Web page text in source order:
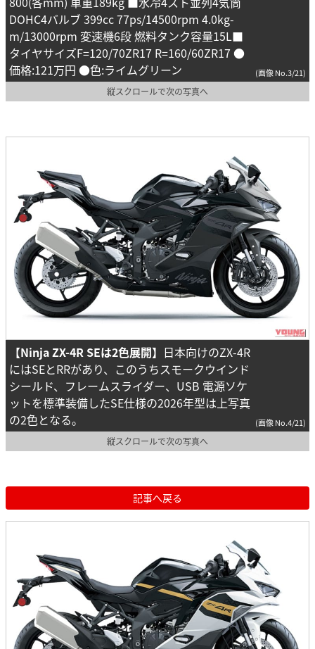
DOHC4バルブ 399cc 77ps/14500rpm 4.0kg-
m/13000rpm 変速機6段 燃料タンク容量15L■
タイヤサイズF=120/70ZR17 R=160/60ZR17 ●
価格:121万円 ●色:ライムグリーン
(画像 No.3/21)
縦スクロールで次の写真へ
【Ninja ZX-4R SEは2色展開】 日本向けのZX-4R
にはSEとRRがあり、このうちスモークウインド
シールド、フレームスライダー、USB 電源ソケ
ットを標準装備したSE仕様の2026年型は上写真
の2色となる。
(画像 No.4/21)
縦スクロールで次の写真へ
記事へ戻る